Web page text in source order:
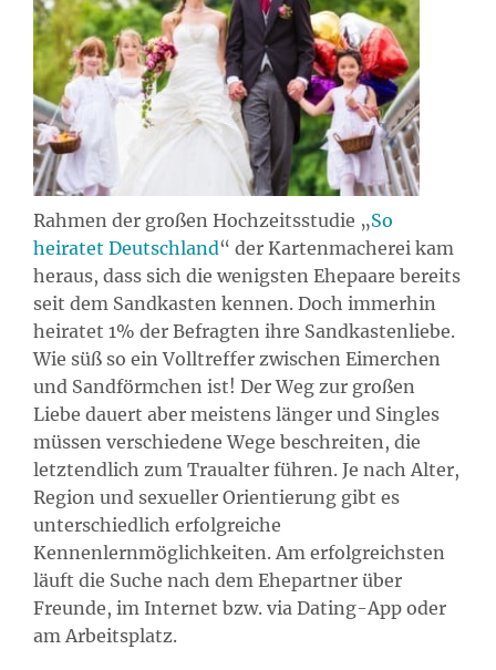
Rahmen der großen Hochzeitsstudie „So
heiratet Deutschland“ der Kartenmacherei kam
heraus, dass sich die wenigsten Ehepaare bereits
seit dem Sandkasten kennen. Doch immerhin
heiratet 1% der Befragten ihre Sandkastenliebe.
Wie süß so ein Volltreffer zwischen Eimerchen
und Sandförmchen ist! Der Weg zur großen
Liebe dauert aber meistens länger und Singles
müssen verschiedene Wege beschreiten, die
letztendlich zum Traualter führen. Je nach Alter,
Region und sexueller Orientierung gibt es
unterschiedlich erfolgreiche
Kennenlernmöglichkeiten. Am erfolgreichsten
läuft die Suche nach dem Ehepartner über
Freunde, im Internet bzw. via Dating-App oder
am Arbeitsplatz.